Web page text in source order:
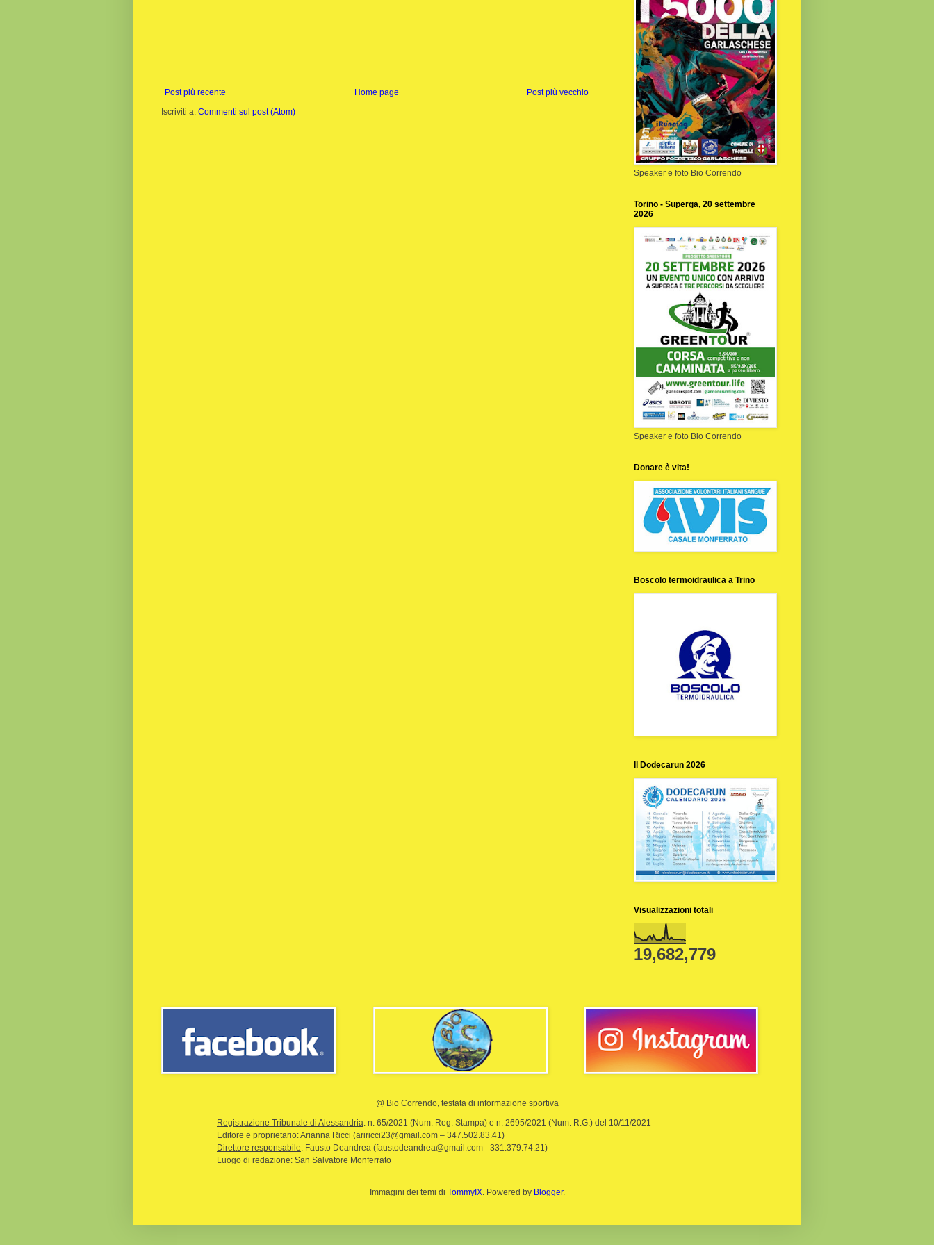
Post più recente Post più vecchio
Home page
Iscriviti a: Commenti sul post (Atom)
Speaker e foto Bio Correndo
Torino - Superga, 20 settembre
2026
Speaker e foto Bio Correndo
Donare è vita!
Boscolo termoidraulica a Trino
Il Dodecarun 2026
Visualizzazioni totali
19,682,779
@ Bio Correndo, testata di informazione sportiva
Registrazione Tribunale di Alessandria: n. 65/2021 (Num. Reg. Stampa) e n. 2695/2021 (Num. R.G.) del 10/11/2021
Editore e proprietario: Arianna Ricci (ariricci23@gmail.com – 347.502.83.41)
Direttore responsabile: Fausto Deandrea (faustodeandrea@gmail.com - 331.379.74.21)
Luogo di redazione: San Salvatore Monferrato
Immagini dei temi di TommyIX. Powered by Blogger.